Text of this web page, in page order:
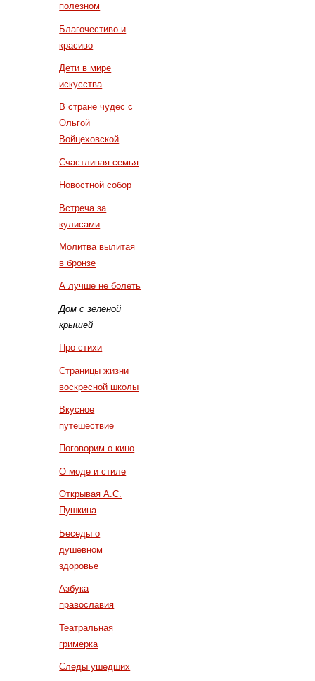
полезном
Благочестиво и
красиво
Дети в мире
искусства
В стране чудес с
Ольгой
Войцеховской
Счастливая семья
Новостной собор
Встреча за
кулисами
Молитва вылитая
в бронзе
А лучше не болеть
Дом с зеленой
крышей
Про стихи
Страницы жизни
воскресной школы
Вкусное
путешествие
Поговорим о кино
О моде и стиле
Открывая А.С.
Пушкина
Беседы о
душевном
здоровье
Азбука
православия
Театральная
гримерка
Следы ушедших